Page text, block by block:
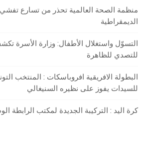
منظمة الصحة العالمية تحذر من تسارع تفشي
الديمقراطية
التسوّل واستغلال الأطفال: وزارة الأسرة
للتصدي للظاهرة
البطولة الافريقية افروباسكات : المنتخب
للسيدات يفوز على نظيره السنيغالي
كرة اليد : التركيبة الجديدة لمكتب الرابطة